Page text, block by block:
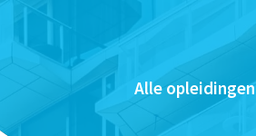
Alle opleidingen